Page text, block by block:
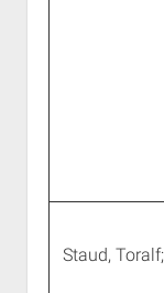
Staud, Toralf;